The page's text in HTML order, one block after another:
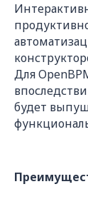
Для
будет